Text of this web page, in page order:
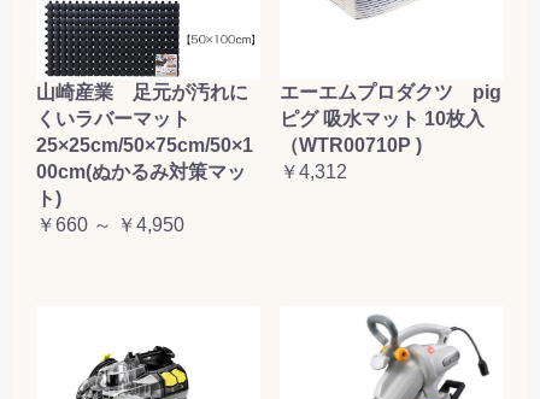
山崎産業 足元が汚れに
くいラバーマット
25×25cm/50×75cm/50×1
00cm(ぬかるみ対策マッ
ト)
￥660 ～ ￥4,950
エーエムプロダクツ pig
ピグ 吸水マット 10枚入
（WTR00710P )
￥4,312